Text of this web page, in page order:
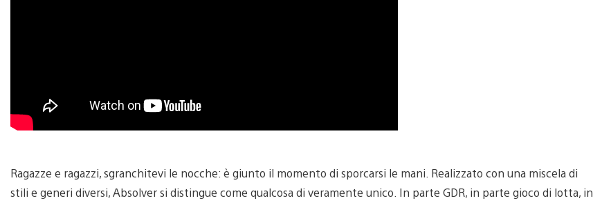
Ragazze e ragazzi, sgranchitevi le nocche: è giunto il momento di sporcarsi le mani. Realizzato con una miscela di
stili e generi diversi, Absolver si distingue come qualcosa di veramente unico. In parte GDR, in parte gioco di lotta, in